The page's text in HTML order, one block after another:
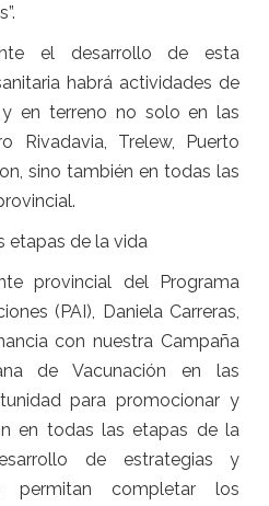
el desarrollo de esta
habrá actividades de
en terreno no solo en las
Rivadavia, Trelew, Puerto
sino también en todas las
etapas de la vida
provincial del Programa
(PAI), Daniela Carreras,
con nuestra Campaña
de Vacunación en las
para promocionar y
en todas las etapas de la
de estrategias y
permitan completar los